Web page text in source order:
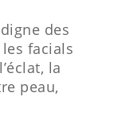
des
facials
la
peau,